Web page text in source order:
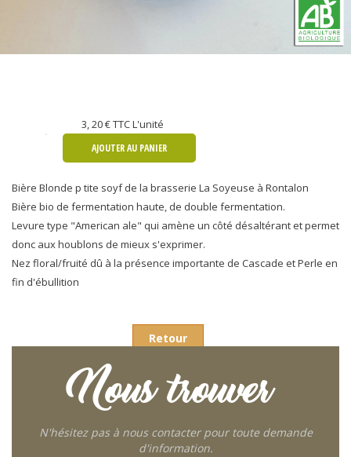
3, 20 €TTC L'unité
AJOUTER AU PANIER
Bière Blonde p tite soyf de la brasserie La Soyeuse à Rontalon
Bière bio de fermentation haute, de double fermentation.
Levure type "American ale" qui amène un côté désaltérant et permet
donc aux houblons de mieux s'exprimer.
Nez floral/fruité dû à la présence importante de Cascade et Perle en
fin d'ébullition
Retour
Nous trouver
N'hésitez pas à nous contacter pour toute demande
d'information.